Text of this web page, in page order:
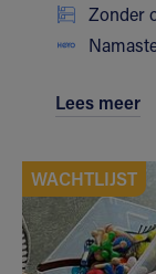
Zonder
Lees meer
WACHTLIJST